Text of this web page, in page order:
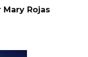
Rojas